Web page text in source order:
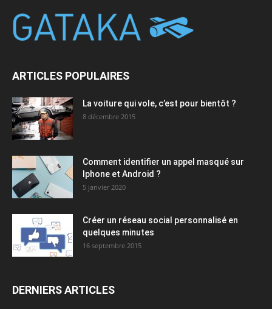
ARTICLES POPULAIRES
La voiture qui vole, c’est pour bientôt ?
8 décembre 2015
Comment identifier un appel masqué sur
Iphone et Android ?
5 janvier 2020
Créer un réseau social personnalisé en
quelques minutes
16 septembre 2015
DERNIERS ARTICLES